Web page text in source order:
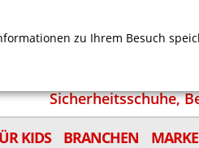
Sicherheitsschuhe,
KIDS BRANCHEN
zu Ihrem Besuch